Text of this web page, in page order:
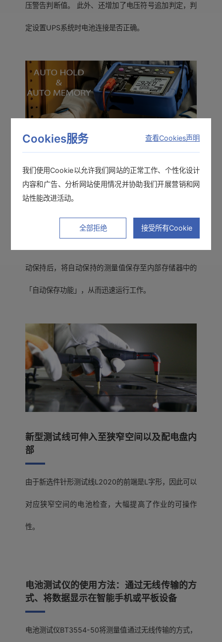
压警告判断值。 此外、还增加了电压符号追加判定，判
定设置UPS系统时电池连接是否正确。
测试线只需碰触端子 就能轻松得进行数据保
动保持后，将自动保持的测量值保存至内部存储器中的
「自动保存功能」，从而迅速运行工作。
新型测试线可伸入至狭窄空间以及配电盘内
部
由于新选件针形测试线L2020的前端是L字形，因此可以
对应狭窄空间的电池检查，大幅提高了作业的可操作
性。
电池测试仪的使用方法：通过无线传输的方
式、将数据显示在智能手机或平板设备
电池测试仪BT3554-50将测量值通过无线传输的方式，
Cookies服务 查看Cookies声明
我们使用Cookie以允许我们网站的正常工作、个性化设计
内容和广告、分析网站使用情况并协助我们开展营销和网
站性能改进活动。
全部拒绝 接受所有Cookie